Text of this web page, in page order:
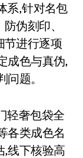
系,针对名包
伪刻印、
节进行逐项
成色与真伪,
题。
轻奢包袋全
各类成色名
,线下核验高